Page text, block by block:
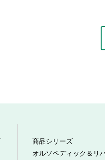
商品シリーズ
オルソペディック＆リ